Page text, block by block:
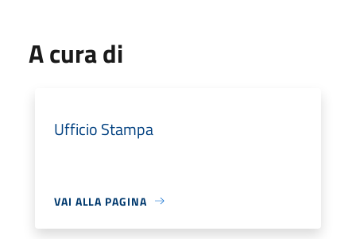
A cura di
Ufficio Stampa
VAI ALLA PAGINA